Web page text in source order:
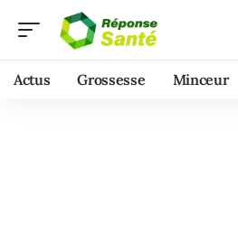
Actus Grossesse Minceur